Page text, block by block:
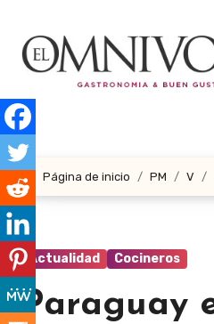
contenido
Página de inicio PM V
Actualidad Cocineros
Paraguay